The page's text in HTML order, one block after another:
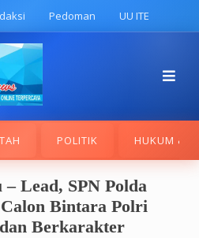
Pedoman UU ITE
POLITIK HUKUM &
Lead, SPN Polda
Bintara Polri
Berkarakter